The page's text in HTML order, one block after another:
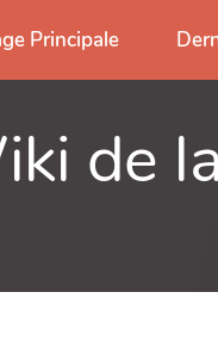
Principale
de